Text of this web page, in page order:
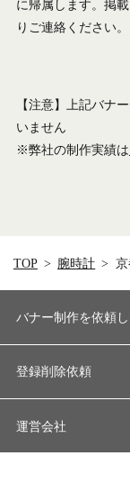
に帰属します。掲
りご連絡ください。
【注意】上記バナ
いません
※弊社の制作実績は
TOP 腕時計
バナー制作を依頼
登録削除依頼
運営会社